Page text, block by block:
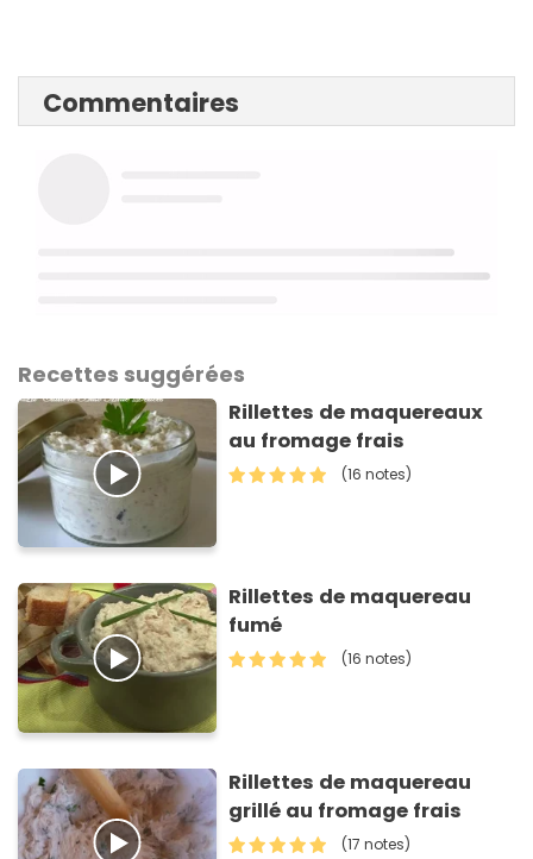
Commentaires
Recettes suggérées
Rillettes de maquereaux
au fromage frais
(16 notes)
Rillettes de maquereau
fumé
(16 notes)
Rillettes de maquereau
grillé au fromage frais
(17 notes)